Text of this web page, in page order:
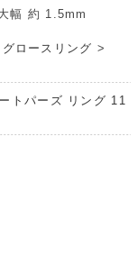
幅 約 1.5mm
グロースリング >
トパーズ リング 11